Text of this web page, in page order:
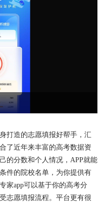
打造的志愿填报好帮手，汇
了近年来丰富的高考数据资
的分数和个人情况，APP就能
件的院校名单，为你提供有
家app可以基于你的高考分
志愿填报流程。平台更有很